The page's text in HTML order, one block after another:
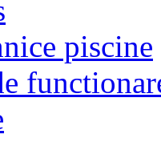
piscine